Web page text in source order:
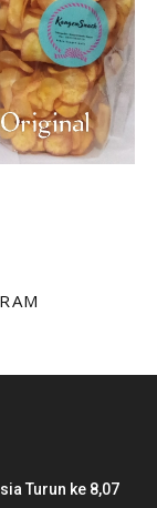
Turun ke 8,07